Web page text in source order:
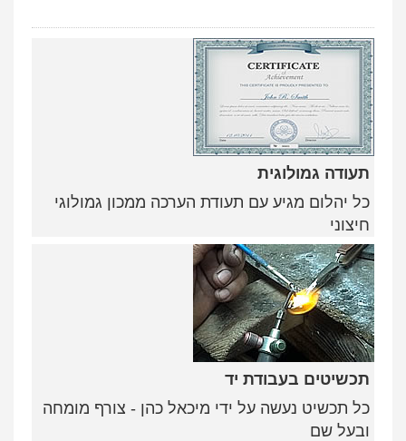
תעודה גמולוגית
כל יהלום מגיע עם תעודת הערכה ממכון גמולוגי
חיצוני
תכשיטים בעבודת יד
כל תכשיט נעשה על ידי מיכאל כהן - צורף מומחה
ובעל שם